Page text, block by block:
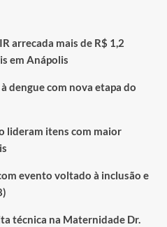
arrecada mais de R$ 1,2
em Anápolis
dengue com nova etapa do
lideram itens com maior
evento voltado à inclusão e
técnica na Maternidade Dr.